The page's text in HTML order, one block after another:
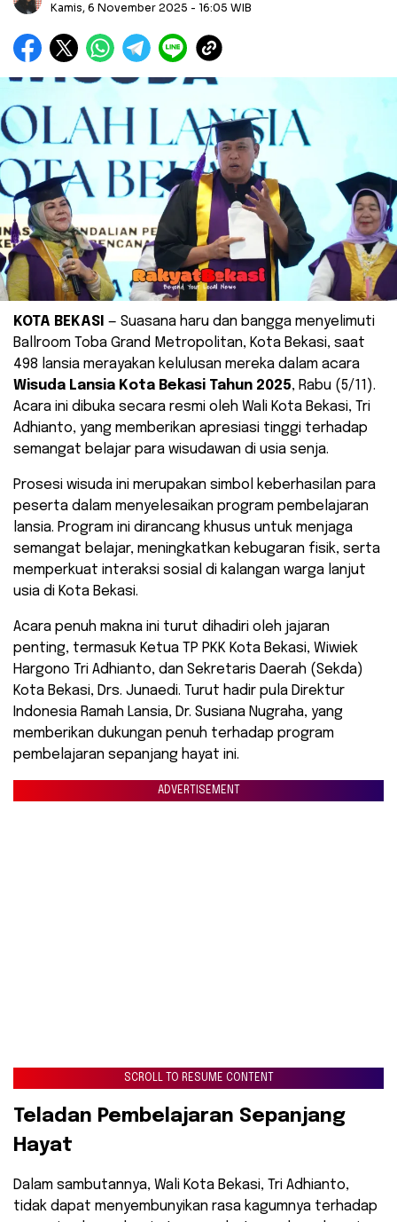
Kamis, 6 November 2025 - 16:05 WIB
KOTA BEKASI — Suasana haru dan bangga menyelimuti
Ballroom Toba Grand Metropolitan, Kota Bekasi, saat
498 lansia merayakan kelulusan mereka dalam acara
Wisuda Lansia Kota Bekasi Tahun 2025, Rabu (5/11).
Acara ini dibuka secara resmi oleh Wali Kota Bekasi, Tri
Adhianto, yang memberikan apresiasi tinggi terhadap
semangat belajar para wisudawan di usia senja.
​Prosesi wisuda ini merupakan simbol keberhasilan para
peserta dalam menyelesaikan program pembelajaran
lansia. Program ini dirancang khusus untuk menjaga
semangat belajar, meningkatkan kebugaran fisik, serta
memperkuat interaksi sosial di kalangan warga lanjut
usia di Kota Bekasi.
​Acara penuh makna ini turut dihadiri oleh jajaran
penting, termasuk Ketua TP PKK Kota Bekasi, Wiwiek
Hargono Tri Adhianto, dan Sekretaris Daerah (Sekda)
Kota Bekasi, Drs. Junaedi. Turut hadir pula Direktur
Indonesia Ramah Lansia, Dr. Susiana Nugraha, yang
memberikan dukungan penuh terhadap program
pembelajaran sepanjang hayat ini.
ADVERTISEMENT
SCROLL TO RESUME CONTENT
​Teladan Pembelajaran Sepanjang
Hayat
​Dalam sambutannya, Wali Kota Bekasi, Tri Adhianto,
tidak dapat menyembunyikan rasa kagumnya terhadap